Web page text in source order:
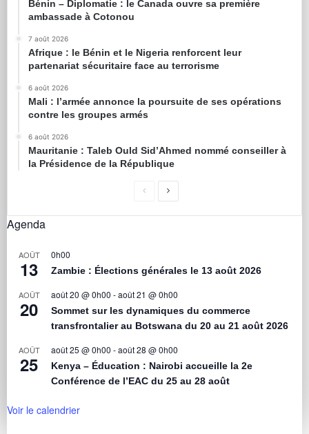
Bénin – Diplomatie : le Canada ouvre sa première
ambassade à Cotonou
7 août 2026
Afrique : le Bénin et le Nigeria renforcent leur
partenariat sécuritaire face au terrorisme
6 août 2026
Mali : l’armée annonce la poursuite de ses opérations
contre les groupes armés
6 août 2026
Mauritanie : Taleb Ould Sid’Ahmed nommé conseiller à
la Présidence de la République
Agenda
AOÛT
13
0h00
Zambie : Élections générales le 13 août 2026
AOÛT
20
août 20 @ 0h00 -août 21 @ 0h00
Sommet sur les dynamiques du commerce
transfrontalier au Botswana du 20 au 21 août 2026
AOÛT
25
août 25 @ 0h00 -août 28 @ 0h00
Kenya – Éducation : Nairobi accueille la 2e
Conférence de l’EAC du 25 au 28 août
Voir le calendrier